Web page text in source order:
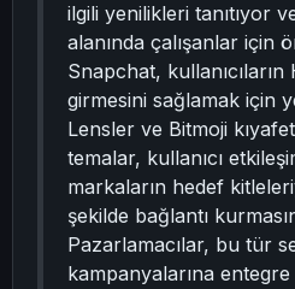
ilgili yenilikleri tanıtıyor
alanında çalışanlar için
Snapchat,
girmesini sağlamak için
Lensler ve Bitmoji
temalar, kullanıcı
markaların hedef
şekilde bağlantı
Pazarlamacılar, bu tür
kampanyalarına entegre